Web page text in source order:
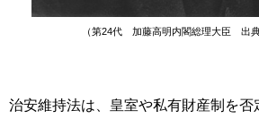
（第24代 加藤高明内閣総理大臣 出典
治安維持法は、皇室や私有財産制 を否